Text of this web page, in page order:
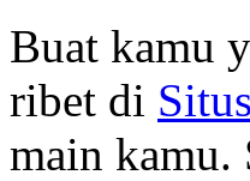
Buat kamu
ribet di
main kamu.